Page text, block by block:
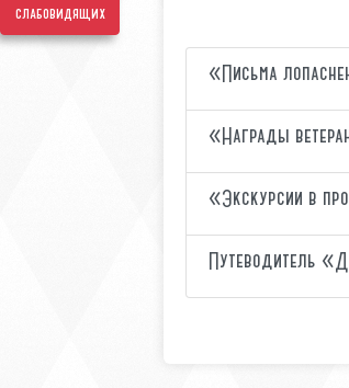
слабовидящих
«Письма
«Награды
«Экскурсии в
Путеводитель